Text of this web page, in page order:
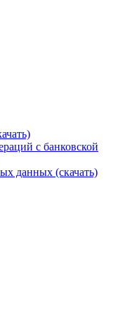
с банковской
данных (скачать)